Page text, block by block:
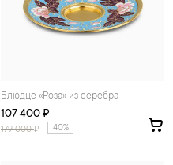
Блюдце «Роза» из серебра
107 400 ₽
179 000₽ 40%